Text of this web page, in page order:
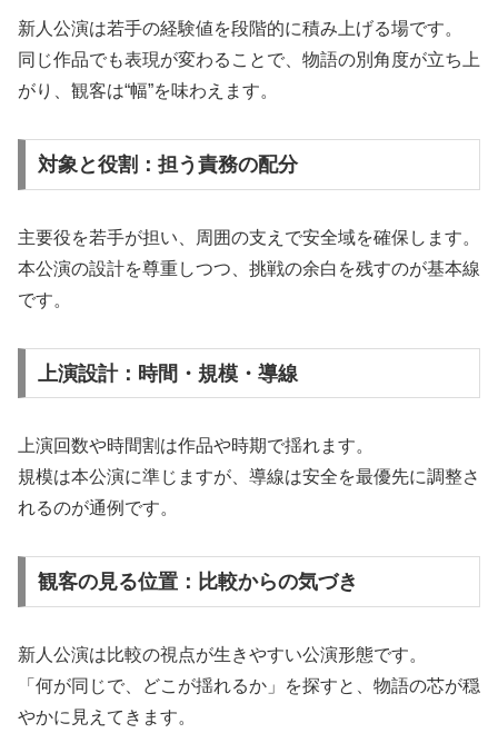
新人公演は若手の経験値を段階的に積み上げる場です。
同じ作品でも表現が変わることで、物語の別角度が立ち上
がり、観客は“幅”を味わえます。
対象と役割：担う責務の配分
主要役を若手が担い、周囲の支えで安全域を確保します。
本公演の設計を尊重しつつ、挑戦の余白を残すのが基本線
です。
上演設計：時間・規模・導線
上演回数や時間割は作品や時期で揺れます。
規模は本公演に準じますが、導線は安全を最優先に調整さ
れるのが通例です。
観客の見る位置：比較からの気づき
新人公演は比較の視点が生きやすい公演形態です。
「何が同じで、どこが揺れるか」を探すと、物語の芯が穏
やかに見えてきます。